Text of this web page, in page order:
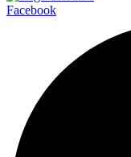
Facebook